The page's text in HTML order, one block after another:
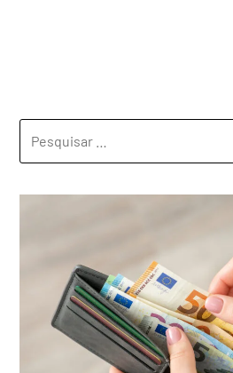
POR: